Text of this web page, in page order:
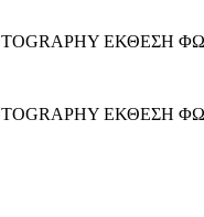
ΕΚΘΕΣΗ
ΕΚΘΕΣΗ